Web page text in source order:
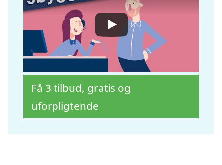
Få 3 tilbud, gratis og
uforpligtende